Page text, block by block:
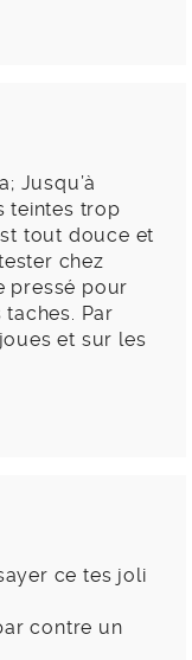
Jusqu’à
teintes trop
tout douce et
chez
pressé pour
Par
et sur les
ce tes joli
contre un